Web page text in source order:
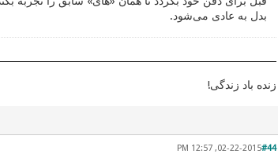
بدل به عادی می‌شود.
زنده باد زندگی!
#44
02-22-2015, 12:57 PM